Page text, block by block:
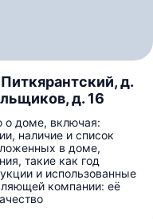
д.
д. 16
о доме, включая:
наличие и список
в доме,
такие как год
и использованные
компании: её